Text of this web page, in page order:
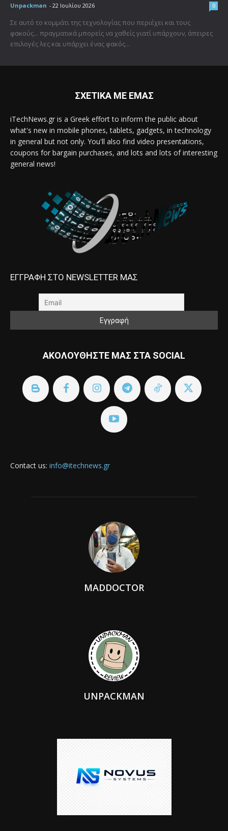
Unpackman - 22 Ιουλίου 2026 0
Σε αυτό το κομμάτι της τεχνολογίας που περιέχει και τους
φακούς... πραγματικά μπορείς να χαθείς γιατί υπάρχουν, άπειρες
επιλογές λες και υπάρχει ένας φακός...
ΣΧΕΤΙΚΑ ΜΕ ΕΜΑΣ
iTechNews.gr is a Greek effort to inform the public about
what's new in mobile phones, tablets, gadgets, in technology
in general but not only. You'll also find video presentations,
coupons for bargain purchases, and lots and lots of interesting
general news!
ΕΓΓΡΑΦΗ ΣΤΟ NEWSLETTER ΜΑΣ
ΑΚΟΛΟΥΘΗΣΤΕ ΜΑΣ ΣΤΑ SOCIAL
Contact us: info@itechnews.gr
MADDOCTOR
UNPACKMAN